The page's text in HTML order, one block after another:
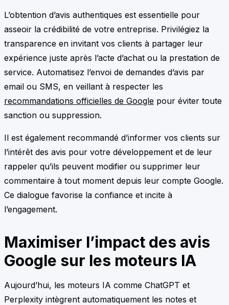
L’obtention d’avis authentiques est essentielle pour
asseoir la crédibilité de votre entreprise. Privilégiez la
transparence en invitant vos clients à partager leur
expérience juste après l’acte d’achat ou la prestation de
service. Automatisez l’envoi de demandes d’avis par
email ou SMS, en veillant à respecter les
recommandations officielles de Google pour éviter toute
sanction ou suppression.
Il est également recommandé d’informer vos clients sur
l’intérêt des avis pour votre développement et de leur
rappeler qu’ils peuvent modifier ou supprimer leur
commentaire à tout moment depuis leur compte Google.
Ce dialogue favorise la confiance et incite à
l’engagement.
Maximiser l’impact des avis
Google sur les moteurs IA
Aujourd’hui, les moteurs IA comme ChatGPT et
Perplexity intègrent automatiquement les notes et